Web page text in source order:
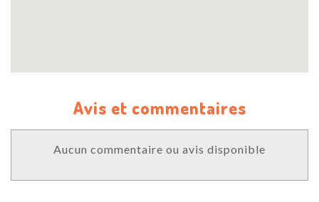
Avis et commentaires
Aucun commentaire ou avis disponible